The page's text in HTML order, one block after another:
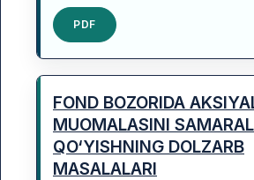
PDF
FOND BOZORIDA
MUOMALASINI
QO‘YISHNING DOLZARB
MASALALARI